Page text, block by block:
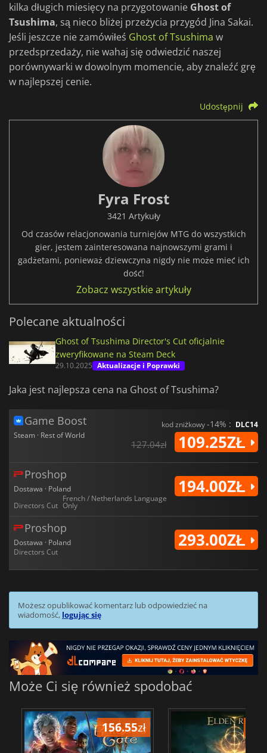
kilka długich miesięcy na przygotowanie Ghost of
Tsushima, są nieco bliżej przeżycia przygód Jina Sakai.
Jeśli jeszcze nie zamówiłeś Ghost of Tsushima w
przedsprzedaży, nie wahaj się odwiedzić naszej
porównywarki w dowolnym momencie, aby znaleźć grę
w najlepszej cenie.
Udostępnij
Fyra Frost
3421 Artykuły
Od czasów relacjonowania turniejów MTG do wszystkich
gier, jestem zainteresowana najnowszymi grami i
gadżetami, ponieważ dziewczyna nigdy nie może mieć ich
dość!
Zobacz wszystkie artykuły
Polecane aktualności
Ghost of Tsushima Director's Cut oficjalnie
zweryfikowane na Steam Deck
29.10.2025 Aktualizacje i Poprawki
Jaka jest najlepsza cena na Ghost of Tsushima?
Game Boost
Steam · Rest of World
kod zniżkowy-14% : DLC14
127.04zł 109.25ZŁ
Proshop
Dostawa · Poland
Directors Cut
French / Netherlands Language
Only
194.00ZŁ
Proshop
Dostawa · Poland
Directors Cut
293.00ZŁ
Możesz opublikować komentarz lub odpowiedzieć na
wiadomość, logując się
Może Ci się również spodobać
156.55zł